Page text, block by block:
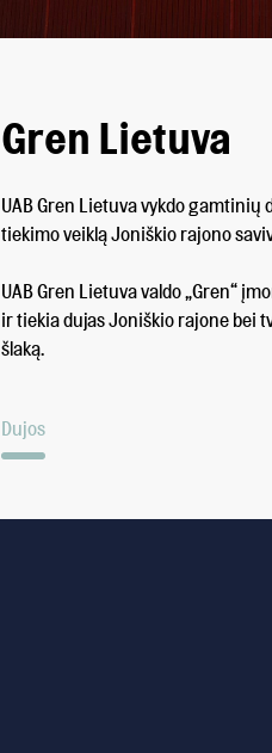
Gren Lietuva
UAB Gren Lietuva vykdo gamtinių
tiekimo veiklą Joniškio rajono
UAB Gren Lietuva valdo „Gren“
ir tiekia dujas Joniškio rajone bei
šlaką.
Dujos